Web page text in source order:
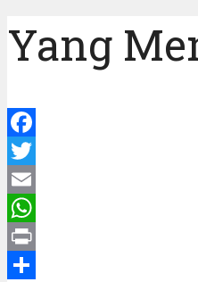
Yang
Facebook
Twitter
Email
WhatsApp
Print